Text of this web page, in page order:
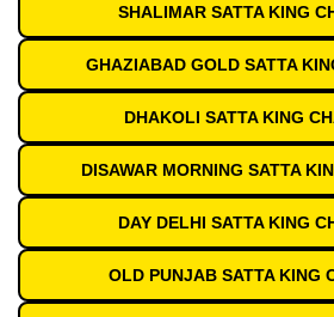
SHALIMAR SATTA KING
GHAZIABAD GOLD SATTA
DHAKOLI SATTA KING
DISAWAR MORNING SATTA
DAY DELHI SATTA KING
OLD PUNJAB SATTA KING